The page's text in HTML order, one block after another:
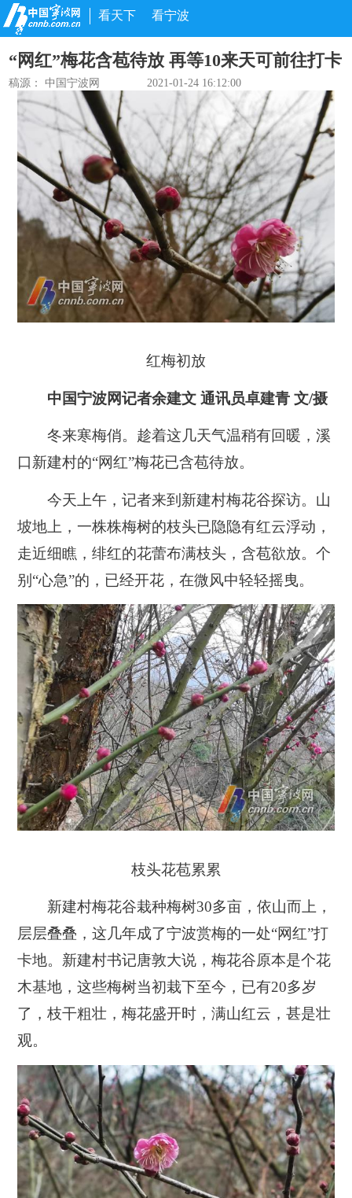
看天下 看宁波
“网红”梅花含苞待放 再等10来天可前往打卡
稿源： 中国宁波网 2021-01-24 16:12:00
红梅初放
中国宁波网记者余建文 通讯员卓建青 文/摄
冬来寒梅俏。趁着这几天气温稍有回暖，溪
口新建村的“网红”梅花已含苞待放。
今天上午，记者来到新建村梅花谷探访。山
坡地上，一株株梅树的枝头已隐隐有红云浮动，
走近细瞧，绯红的花蕾布满枝头，含苞欲放。个
别“心急”的，已经开花，在微风中轻轻摇曳。
枝头花苞累累
新建村梅花谷栽种梅树30多亩，依山而上，
层层叠叠，这几年成了宁波赏梅的一处“网红”打
卡地。新建村书记唐敦大说，梅花谷原本是个花
木基地，这些梅树当初栽下至今，已有20多岁
了，枝干粗壮，梅花盛开时，满山红云，甚是壮
观。